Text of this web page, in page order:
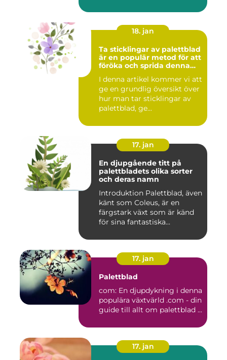
18. jan
Ta sticklingar av palettblad
är en populär metod för att
föröka och sprida denna
I denna artikel kommer vi att
ge en grundlig översikt över
hur man tar sticklingar av
palettblad, ge...
17. jan
En djupgående titt på
palettbladets olika sorter
och deras namn
Introduktion Palettblad, även
känt som Coleus, är en
färgstark växt som är känd
för sina fantastiska...
17. jan
Palettblad
com: En djupdykning i denna
populära växtvärld .com - din
guide till allt om palettblad ...
17. jan